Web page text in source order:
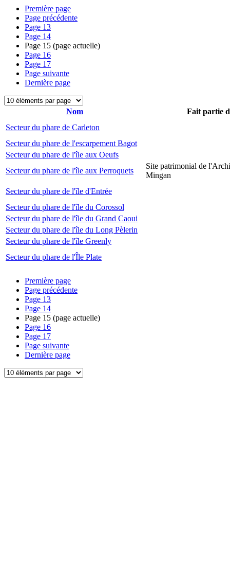
Première page
Page précédente
Page 13
Page 14
Page 15 (page actuelle)
Page 16
Page 17
Page suivante
Dernière page
Nom
Fait partie
Secteur du phare de Carleton
Secteur du phare de l'escarpement Bagot
Secteur du phare de l'île aux Oeufs
Secteur du phare de l'île aux Perroquets
Site patrimonial de
Mingan
Secteur du phare de l'île d'Entrée
Secteur du phare de l'île du Corossol
Secteur du phare de l'île du Grand Caoui
Secteur du phare de l'île du Long Pèlerin
Secteur du phare de l'île Greenly
Secteur du phare de l'Île Plate
Première page
Page précédente
Page 13
Page 14
Page 15 (page actuelle)
Page 16
Page 17
Page suivante
Dernière page